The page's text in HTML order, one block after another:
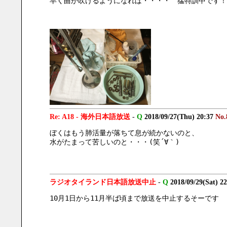
Re: A18 - 海外日本語放送- Q 2018/09/27(Thu) 20:37
ぼくはもう肺活量が落ちて息が続かないのと、
水がたまって苦しいのと・・・(笑´∀｀)
ラジオタイランド日本語放送中止- Q 2018/09/29(Sat)
10月1日から11月半ば頃まで放送を中止するそーです